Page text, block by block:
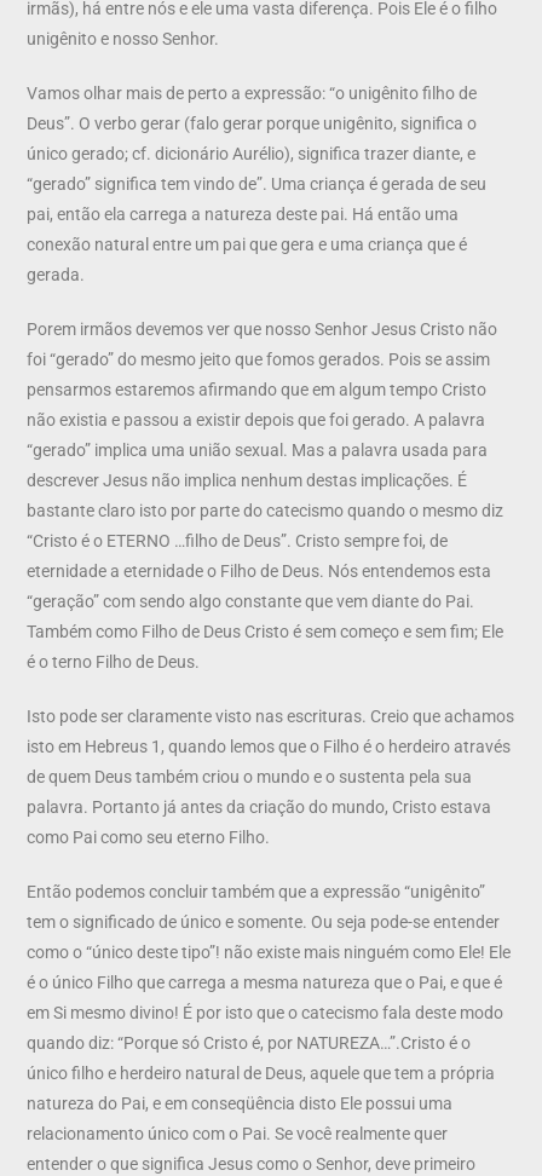
irmãs), há entre nós e ele uma vasta diferença. Pois Ele é o filho
unigênito e nosso Senhor.
Vamos olhar mais de perto a expressão: “o unigênito filho de
Deus”. O verbo gerar (falo gerar porque unigênito, significa o
único gerado; cf. dicionário Aurélio), significa trazer diante, e
“gerado” significa tem vindo de”. Uma criança é gerada de seu
pai, então ela carrega a natureza deste pai. Há então uma
conexão natural entre um pai que gera e uma criança que é
gerada.
Porem irmãos devemos ver que nosso Senhor Jesus Cristo não
foi “gerado” do mesmo jeito que fomos gerados. Pois se assim
pensarmos estaremos afirmando que em algum tempo Cristo
não existia e passou a existir depois que foi gerado. A palavra
“gerado” implica uma união sexual. Mas a palavra usada para
descrever Jesus não implica nenhum destas implicações. É
bastante claro isto por parte do catecismo quando o mesmo diz
“Cristo é o ETERNO …filho de Deus”. Cristo sempre foi, de
eternidade a eternidade o Filho de Deus. Nós entendemos esta
“geração” com sendo algo constante que vem diante do Pai.
Também como Filho de Deus Cristo é sem começo e sem fim; Ele
é o terno Filho de Deus.
Isto pode ser claramente visto nas escrituras. Creio que achamos
isto em Hebreus 1, quando lemos que o Filho é o herdeiro através
de quem Deus também criou o mundo e o sustenta pela sua
palavra. Portanto já antes da criação do mundo, Cristo estava
como Pai como seu eterno Filho.
Então podemos concluir também que a expressão “unigênito”
tem o significado de único e somente. Ou seja pode-se entender
como o “único deste tipo”! não existe mais ninguém como Ele! Ele
é o único Filho que carrega a mesma natureza que o Pai, e que é
em Si mesmo divino! É por isto que o catecismo fala deste modo
quando diz: “Porque só Cristo é, por NATUREZA…”.Cristo é o
único filho e herdeiro natural de Deus, aquele que tem a própria
natureza do Pai, e em conseqüência disto Ele possui uma
relacionamento único com o Pai. Se você realmente quer
entender o que significa Jesus como o Senhor, deve primeiro